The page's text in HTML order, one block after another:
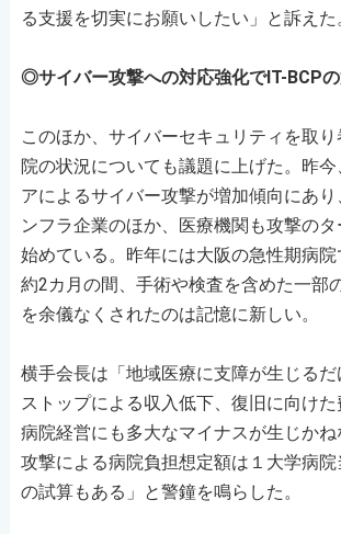
る支援を切実にお願いしたい」と訴えた
◎サイバー攻撃への対応強化でIT-BCP
このほか、サイバーセキュリティを取
院の状況についても議題に上げた。昨今
アによるサイバー攻撃が増加傾向にあり
ンフラ企業のほか、医療機関も攻撃のタ
始めている。昨年には大阪の急性期病院
約2カ月の間、手術や検査を含めた一部
を余儀なくされたのは記憶に新しい。
横手会長は「地域医療に支障が生じる
ストップによる収入低下、復旧に向け
病院経営にも多大なマイナスが生じか
攻撃による病院負担想定額は１大学病院
の試算もある」と警鐘を鳴らした。